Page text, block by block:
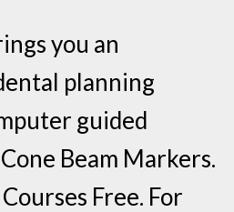
you an
planning
guided
Beam Markers.
Free. For